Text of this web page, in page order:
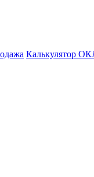
Калькулятор